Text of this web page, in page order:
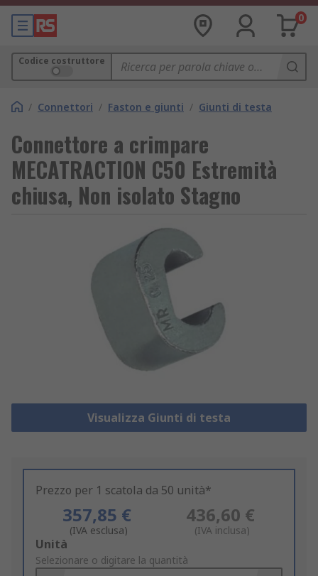
0
Codice costruttore
/ Connettori / Faston e giunti / Giunti di testa
Connettore a crimpare
MECATRACTION C50 Estremità
chiusa, Non isolato Stagno
Visualizza Giunti di testa
Prezzo per 1 scatola da 50 unità*
357,85 €
(IVA esclusa)
436,60 €
(IVA inclusa)
Add
to
Unità
Selezionare o digitare la quantità